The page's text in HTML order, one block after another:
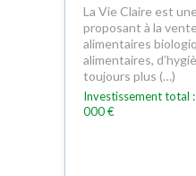
La Vie Claire est
proposant à la
alimentaires
alimentaires,
toujours plus (…)
Investissement total
000 €